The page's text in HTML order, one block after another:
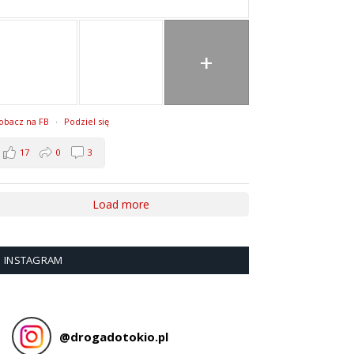
+
na FB · Podziel się
17 0 3
Load more
INSTAGRAM
@drogadotokio.pl